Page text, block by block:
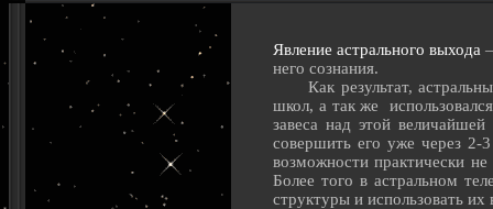
Явление астрального выхода
него сознания.
Как результат,
школ, а так же
завеса над этой
совершить его уже через 2-
возможности практически
Более того в астральном
структуры и использовать